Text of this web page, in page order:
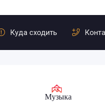
Куда сходить
Музыка